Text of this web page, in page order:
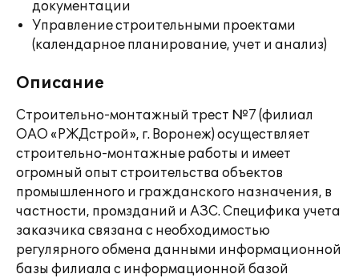
документации
Управление строительными проектами
(календарное планирование, учет и анализ)
Описание
Строительно-монтажный трест №7 (филиал
ОАО «РЖДстрой», г. Воронеж) осуществляет
строительно-монтажные работы и имеет
огромный опыт строительства объектов
промышленного и гражданского назначения, в
частности, промзданий и АЗС. Специфика учета
заказчика связана с необходимостью
регулярного обмена данными информационной
базы филиала с информационной базой